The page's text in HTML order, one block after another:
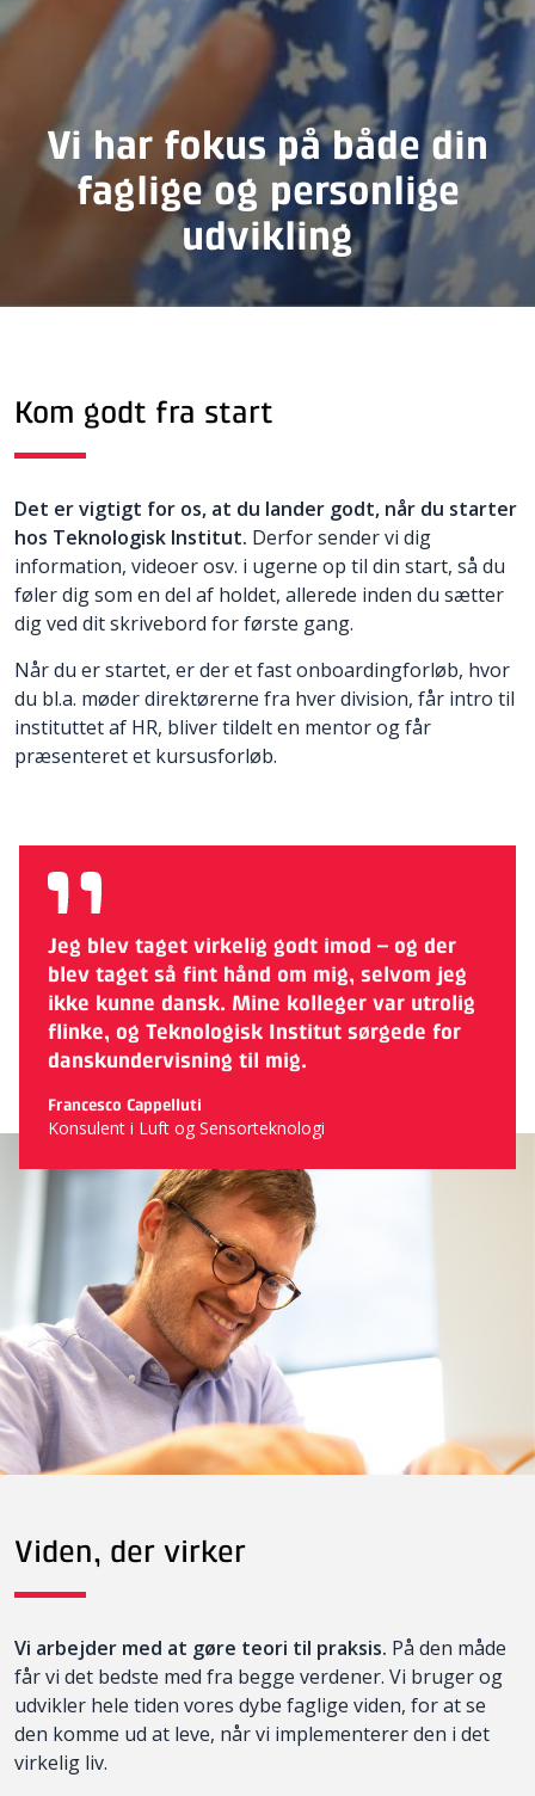
Vi har fokus på både din
faglige og personlige
udvikling
Kom godt fra start
Det er vigtigt for os, at du lander godt, når du starter
hos Teknologisk Institut. Derfor sender vi dig
information, videoer osv. i ugerne op til din start, så du
føler dig som en del af holdet, allerede inden du sætter
dig ved dit skrivebord for første gang.
Når du er startet, er der et fast onboardingforløb, hvor
du bl.a. møder direktørerne fra hver division, får intro til
instituttet af HR, bliver tildelt en mentor og får
præsenteret et kursusforløb.
Jeg blev taget virkelig godt imod – og der
blev taget så fint hånd om mig, selvom jeg
ikke kunne dansk. Mine kolleger var utrolig
flinke, og Teknologisk Institut sørgede for
danskundervisning til mig.
Francesco Cappelluti
Konsulent i Luft og Sensorteknologi
Viden, der virker
Vi arbejder med at gøre teori til praksis. På den måde
får vi det bedste med fra begge verdener. Vi bruger og
udvikler hele tiden vores dybe faglige viden, for at se
den komme ud at leve, når vi implementerer den i det
virkelig liv.